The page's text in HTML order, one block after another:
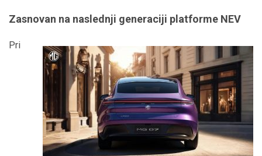
Zasnovan na naslednji generaciji platforme NEV
Pri